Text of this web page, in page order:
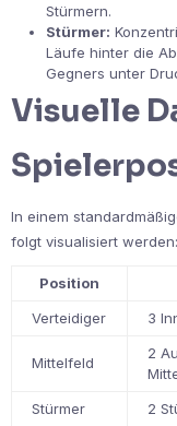
Stürmern.
Stürmer:
Läufe hinter die
Gegners unter
Visuelle
In einem
folgt visualisiert werden:
Position
Verteidiger
3
Mittelfeld
2
Stürmer
2